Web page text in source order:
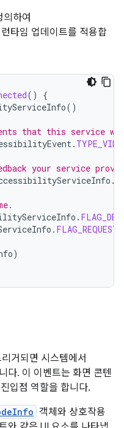
의하여
타임 업데이트를 적용합
()
{
()
that this service
.
your service
.
.
.
)
거되면 시스템에서
다. 이 이벤트는 화면 콘텐
입점 역할을 합니다.
객체와 상호작용